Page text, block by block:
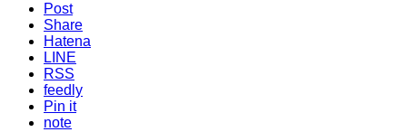
Post
Share
Hatena
LINE
RSS
feedly
Pin it
note